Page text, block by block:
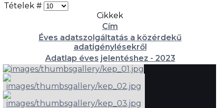
Tételek #
Cikkek
Cím
Éves adatszolgáltatás a közérdekű
adatigénylésekről
Adatlap éves jelentéshez - 2023